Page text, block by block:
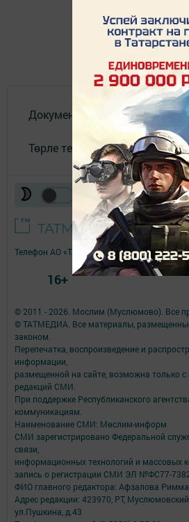
Документы
Төрле темалар
© 2011 - 2026. Мослим (Муслюмово). Все
© ТАТМЕДИА. Все материалы,
законом.
Перепечатка, воспроизведение и
информации,
размещенной на сайте, возможна только с
редакций СМИ.
При поддержке Республиканского
коммуникациям.
Наименование СМИ: Мөслим-информ
СМИ зарегистрировано Федеральной
связи,
информационных технологий и массовых
запись о регистрации СМИ ЭЛ №ФС77-
ФИО главного редактора: Афзалова
Адрес редакции: 423970, РТ,
ул.Пушкина, д.43
Телефон АО «ТАТМЕДИА»:(843) 222 09 84
16+